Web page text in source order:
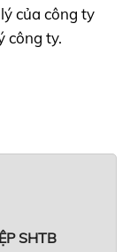
của công ty
công ty.
SHTB